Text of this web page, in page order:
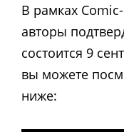
В рамках
авторы
состоится 9
вы можете
ниже: